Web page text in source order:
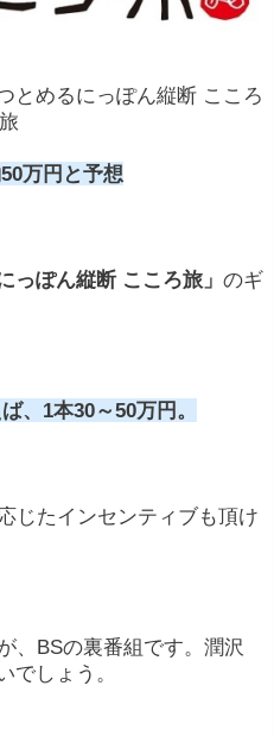
とめるにっぽん縦断 こころ
旅
万円と予想
にっぽん縦断 こころ旅」 のギ
、1本30～50万円。
じたインセンティブも頂け
、BSの裏番組です。潤沢
でしょう。